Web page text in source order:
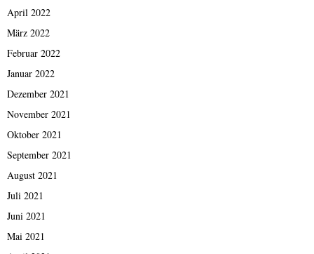
April 2022
März 2022
Februar 2022
Januar 2022
Dezember 2021
November 2021
Oktober 2021
September 2021
August 2021
Juli 2021
Juni 2021
Mai 2021